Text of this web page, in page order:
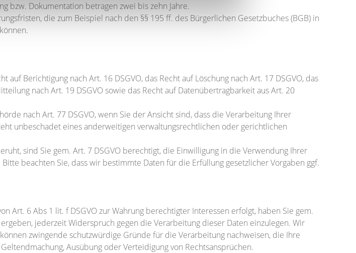
bzw. Dokumentation betragen zwei bis zehn Jahre.
die zum Beispiel nach den §§ 195 ff. des Bürgerlichen Gesetzbuches (BGB) in
Berichtigung nach Art. 16 DSGVO, das Recht auf Löschung nach Art. 17 DSGVO, das
nach Art. 19 DSGVO sowie das Recht auf Datenübertragbarkeit aus Art. 20
nach Art. 77 DSGVO, wenn Sie der Ansicht sind, dass die Verarbeitung Ihrer
unbeschadet eines anderweitigen verwaltungsrechtlichen oder gerichtlichen
sind Sie gem. Art. 7 DSGVO berechtigt, die Einwilligung in die Verwendung Ihrer
beachten Sie, dass wir bestimmte Daten für die Erfüllung gesetzlicher Vorgaben ggf.
6 Abs 1 lit. f DSGVO zur Wahrung berechtigter Interessen erfolgt, haben Sie gem.
jederzeit Widerspruch gegen die Verarbeitung dieser Daten einzulegen. Wir
zwingende schutzwürdige Gründe für die Verarbeitung nachweisen, die Ihre
Ausübung oder Verteidigung von Rechtsansprüchen.